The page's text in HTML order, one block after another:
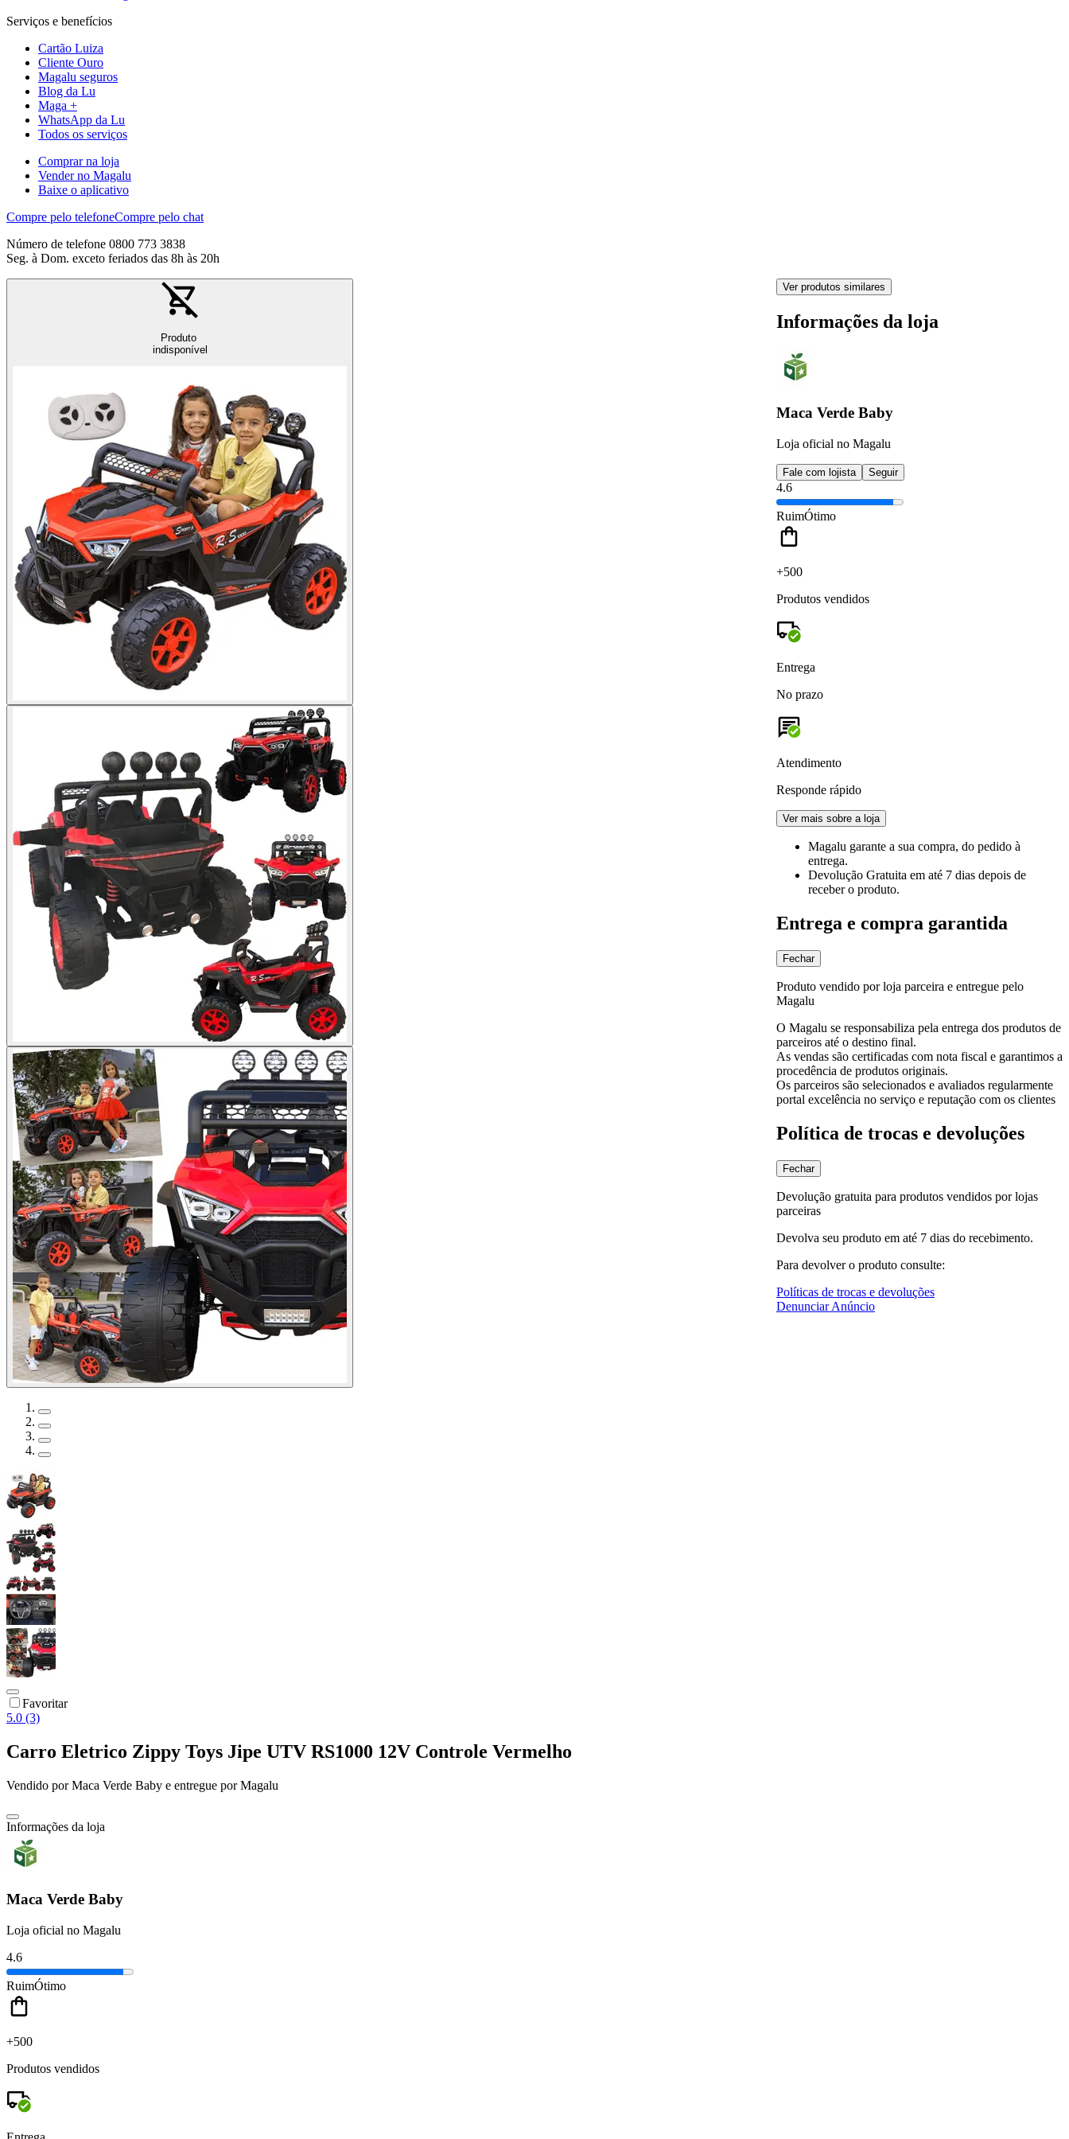
Serviços e benefícios
Cartão Luiza
Cliente Ouro
Magalu seguros
Blog da Lu
Maga +
WhatsApp da Lu
Todos os serviços
Comprar na loja
Vender no Magalu
Baixe o aplicativo
Compre pelo telefoneCompre pelo chat
Número de telefone 0800 773 3838
Seg. à Dom. exceto feriados das 8h às 20h
Produto
indisponível
Favoritar
5.0 (3)
Carro Eletrico Zippy Toys Jipe UTV RS1000 12V Controle Vermelho
Vendido porMaca Verde Baby e entregue por Magalu
Informações da loja
Maca Verde Baby
Loja oficial no Magalu
4.6
RuimÓtimo
+500
Produtos vendidos
Ver produtos similares
Informações da loja
Maca Verde Baby
Loja oficial no Magalu
Fale com lojista Seguir
4.6
RuimÓtimo
+500
Produtos vendidos
Entrega
No prazo
Atendimento
Responde rápido
Ver mais sobre a loja
Magalu garante a sua compra, do pedido à
entrega.
Devolução Gratuita em até 7 dias depois de
receber o produto.
Entrega e compra garantida
Fechar
Produto vendido por loja parceira e entregue pelo
Magalu
O Magalu se responsabiliza pela entrega dos produtos de
parceiros até o destino final.
As vendas são certificadas com nota fiscal e garantimos a
procedência de produtos originais.
Os parceiros são selecionados e avaliados regularmente
portal excelência no serviço e reputação com os clientes
Política de trocas e devoluções
Fechar
Devolução gratuita para produtos vendidos por lojas
parceiras
Devolva seu produto em até 7 dias do recebimento.
Para devolver o produto consulte:
Políticas de trocas e devoluções
Denunciar Anúncio